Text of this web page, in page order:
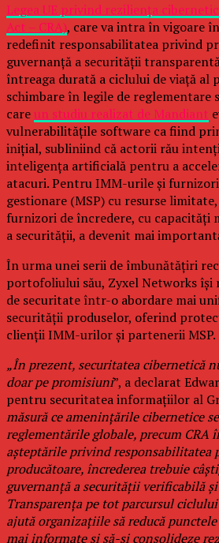
Legea UE privind reziliența
Act – CRA), care va intra în vigoare
redefinit responsabilitatea privind
guvernanță a securității
întreaga durată a ciclului de viață al
schimbare în legile de
careun studiu realizat de Mandiant
vulnerabilitățile software ca fiind
inițial, subliniind că actorii rău
inteligența artificială pentru a
atacuri. Pentru IMM-urile și
gestionare (MSP) cu resurse
furnizori de încredere, cu capacități
a securității, a devenit mai
În urma unei serii de îmbunătățiri
portofoliului său, Zyxel Networks își
de securitate într-o abordare mai
securității produselor, oferind
clienții IMM-urilor și partenerii MSP.
„În prezent, securitatea cibernetică
doar pe promisiuni”, a declarat
pentru securitatea informațiilor al
măsură ce amenințările cibernetice
reglementările globale, precum CRA
așteptările privind responsabilitatea
producătoare, încrederea trebuie
guvernanță a securității verificabilă
Transparența pe tot parcursul
ajută organizațiile să reducă
mai informate și să-și consolideze